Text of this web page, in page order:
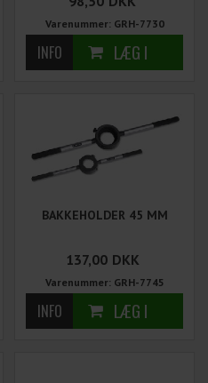
Varenummer: GRH-7730
BAKKEHOLDER 45 MM
137,00 DKK
Varenummer: GRH-7745